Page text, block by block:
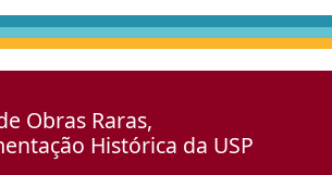
Obras Raras,
Histórica da USP